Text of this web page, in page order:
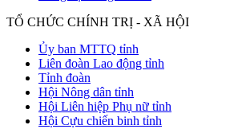
TỔ CHỨC CHÍNH TRỊ - XÃ HỘI
Ủy ban MTTQ tỉnh
Liên đoàn Lao động tỉnh
Tỉnh đoàn
Hội Nông dân tỉnh
Hội Liên hiệp Phụ nữ tỉnh
Hội Cựu chiến binh tỉnh